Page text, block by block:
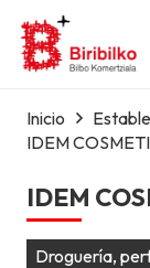
Inicio
IDEM
IDEM
Droguería,